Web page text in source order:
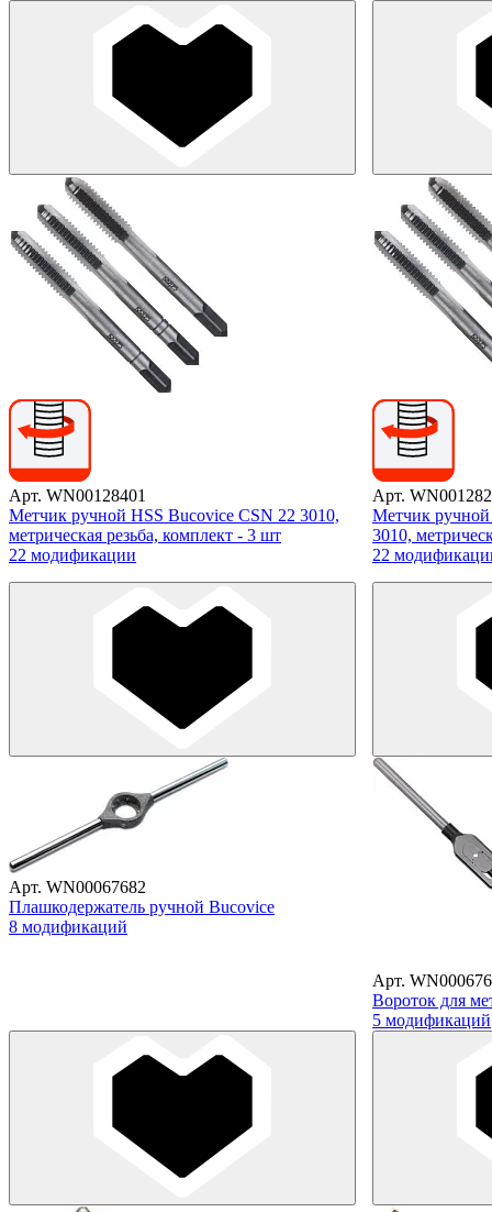
Арт. WN00128401
Метчик ручной HSS Bucovice CSN 22 3010,
метрическая резьба, комплект - 3 шт
22 модификации
Арт.
Метчик
3010,
22
Арт. WN00067682
Плашкодержатель ручной Bucovice
8 модификаций
Арт.
Вороток для
5 модификаций